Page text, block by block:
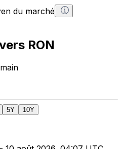
du marché
RON
5Y 10Y